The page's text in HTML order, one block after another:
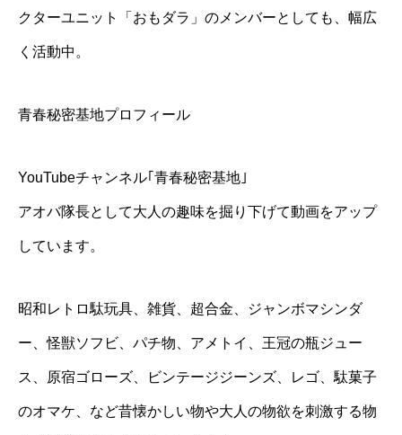
クターユニット「おもダラ」のメンバーとしても、幅広
く活動中。
青春秘密基地プロフィール
YouTubeチャンネル｢青春秘密基地｣
アオバ隊長として大人の趣味を掘り下げて動画をアップ
しています。
昭和レトロ駄玩具、雑貨、超合金、ジャンボマシンダ
ー、怪獣ソフビ、パチ物、アメトイ、王冠の瓶ジュー
ス、原宿ゴローズ、ビンテージジーンズ、レゴ、駄菓子
のオマケ、など昔懐かしい物や大人の物欲を刺激する物